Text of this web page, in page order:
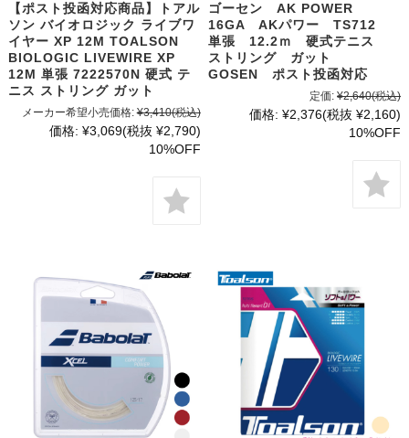
【ポスト投函対応商品】トアル
ソン バイオロジック ライブワ
イヤー XP 12M TOALSON
BIOLOGIC LIVEWIRE XP
12M 単張 7222570N 硬式 テ
ニス ストリング ガット
メーカー希望小売価格: ¥3,410(税込)
価格: ¥3,069(税抜 ¥2,790)
10%OFF
ゴーセン AK POWER
16GA AKパワー TS712
単張 12.2ｍ 硬式テニス
ストリング ガット
GOSEN ポスト投函対応
定価: ¥2,640(税込)
価格: ¥2,376(税抜 ¥2,160)
10%OFF